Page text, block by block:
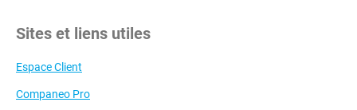
Sites et liens utiles
Espace Client
Companeo Pro